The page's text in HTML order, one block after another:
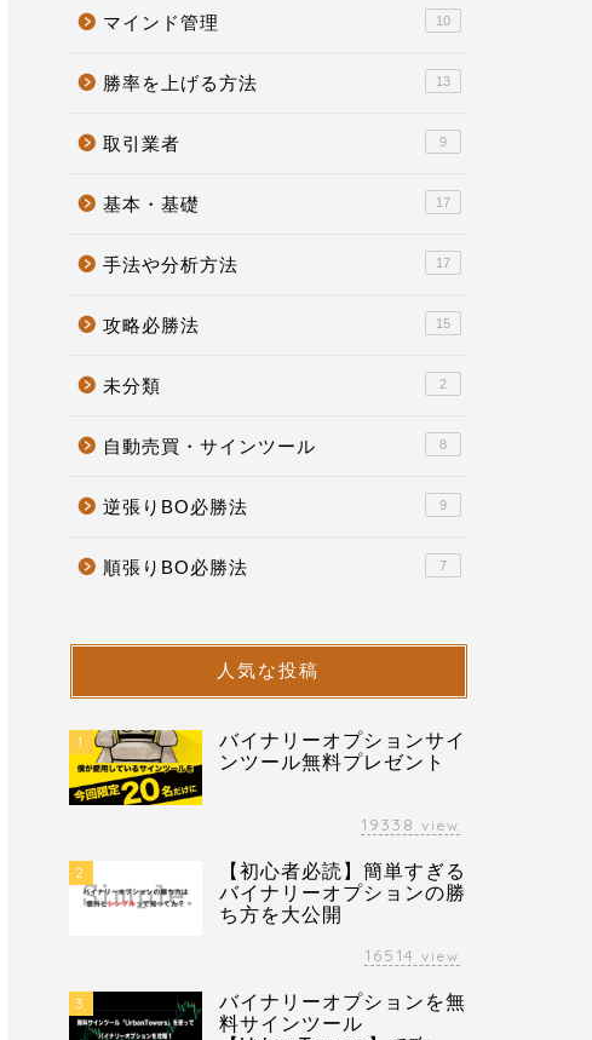
マインド管理 10
勝率を上げる方法 13
取引業者 9
基本・基礎 17
手法や分析方法 17
攻略必勝法 15
未分類 2
自動売買・サインツール 8
逆張りBO必勝法 9
順張りBO必勝法 7
人気な投稿
1
バイナリーオプションサイ
ンツール無料プレゼント
19338 view
2
【初心者必読】簡単すぎる
バイナリーオプションの勝
ち方を大公開
16514 view
3
バイナリーオプションを無
料サインツール